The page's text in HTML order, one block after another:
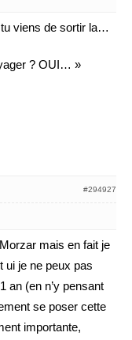
tu viens de sortir la…
? OUI… »
#294927
mais en fait je
ui je ne peux pas
an (en n’y pensant
se poser cette
importante,